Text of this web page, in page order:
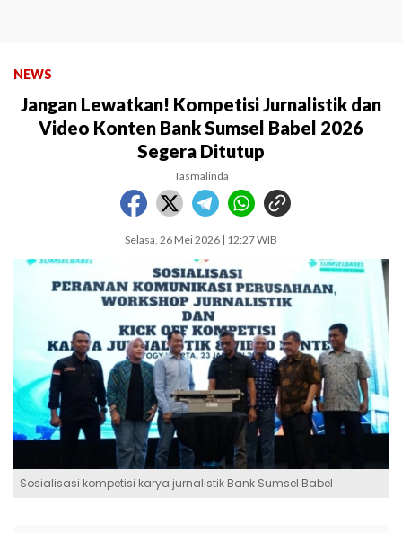
NEWS
Jangan Lewatkan! Kompetisi Jurnalistik dan
Video Konten Bank Sumsel Babel 2026
Segera Ditutup
Tasmalinda
Selasa, 26 Mei 2026 | 12:27 WIB
Sosialisasi kompetisi karya jurnalistik Bank Sumsel Babel